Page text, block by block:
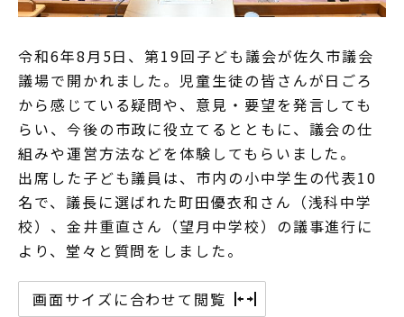
令和6年8月5日、第19回子ども議会が佐久市議会
議場で開かれました。児童生徒の皆さんが日ごろ
から感じている疑問や、意見・要望を発言しても
らい、今後の市政に役立てるとともに、議会の仕
組みや運営方法などを体験してもらいました。
出席した子ども議員は、市内の小中学生の代表10
名で、議長に選ばれた町田優衣和さん（浅科中学
校）、金井重直さん（望月中学校）の議事進行に
より、堂々と質問をしました。
画面サイズに合わせて閲覧